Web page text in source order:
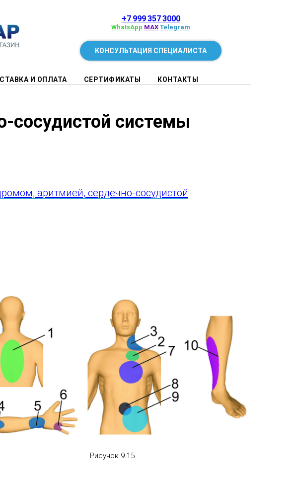
+7 999 357 3000
WhatsApp MAX Telegram
КОНСУЛЬТАЦИЯ СПЕЦИАЛИСТА
И ОПЛАТА СЕРТИФИКАТЫ КОНТАКТЫ
сосудистой системы
аритмией, сердечно-сосудистой
Рисунок 9.15